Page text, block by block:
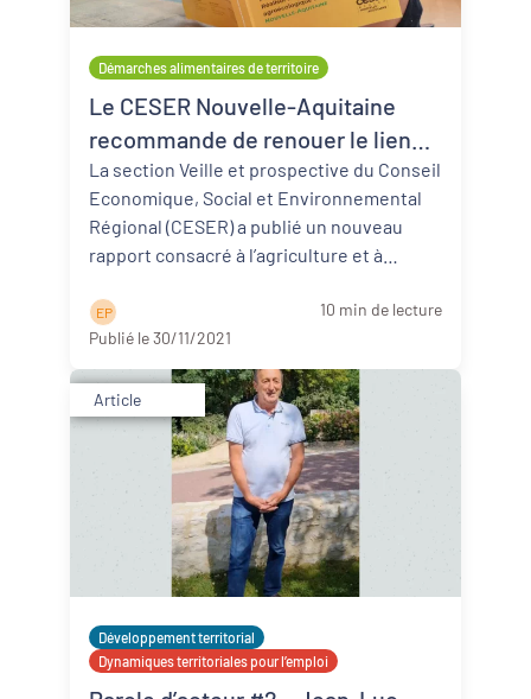
Démarches alimentaires de territoire
Le CESER Nouvelle-Aquitaine
recommande de renouer le lien
entre les agriculteurs et la société
La section Veille et prospective du Conseil
Economique, Social et Environnemental
Régional (CESER) a publié un nouveau
rapport consacré à l’agriculture et à
suite
E P
10 min de lecture
Publié le 30/11/2021
Article
Développement territorial
Dynamiques territoriales pour l’emploi